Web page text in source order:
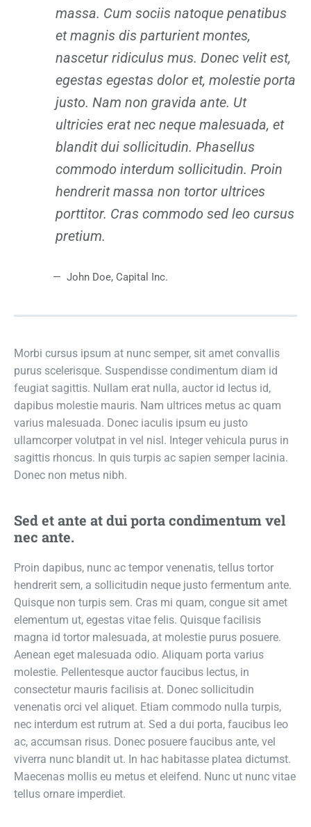
massa. Cum sociis natoque penatibus
et magnis dis parturient montes,
nascetur ridiculus mus. Donec velit est,
egestas egestas dolor et, molestie porta
justo. Nam non gravida ante. Ut
ultricies erat nec neque malesuada, et
blandit dui sollicitudin. Phasellus
commodo interdum sollicitudin. Proin
hendrerit massa non tortor ultrices
porttitor. Cras commodo sed leo cursus
pretium.
John Doe, Capital Inc.
Morbi cursus ipsum at nunc semper, sit amet convallis
purus scelerisque. Suspendisse condimentum diam id
feugiat sagittis. Nullam erat nulla, auctor id lectus id,
dapibus molestie mauris. Nam ultrices metus ac quam
varius malesuada. Donec iaculis ipsum eu justo
ullamcorper volutpat in vel nisl. Integer vehicula purus in
sagittis rhoncus. In quis turpis ac sapien semper lacinia.
Donec non metus nibh.
Sed et ante at dui porta condimentum vel
nec ante.
Proin dapibus, nunc ac tempor venenatis, tellus tortor
hendrerit sem, a sollicitudin neque justo fermentum ante.
Quisque non turpis sem. Cras mi quam, congue sit amet
elementum ut, egestas vitae felis. Quisque facilisis
magna id tortor malesuada, at molestie purus posuere.
Aenean eget malesuada odio. Aliquam porta varius
molestie. Pellentesque auctor faucibus lectus, in
consectetur mauris facilisis at. Donec sollicitudin
venenatis orci vel aliquet. Etiam commodo nulla turpis,
nec interdum est rutrum at. Sed a dui porta, faucibus leo
ac, accumsan risus. Donec posuere faucibus ante, vel
viverra nunc blandit ut. In hac habitasse platea dictumst.
Maecenas mollis eu metus et eleifend. Nunc ut nunc vitae
tellus ornare imperdiet.